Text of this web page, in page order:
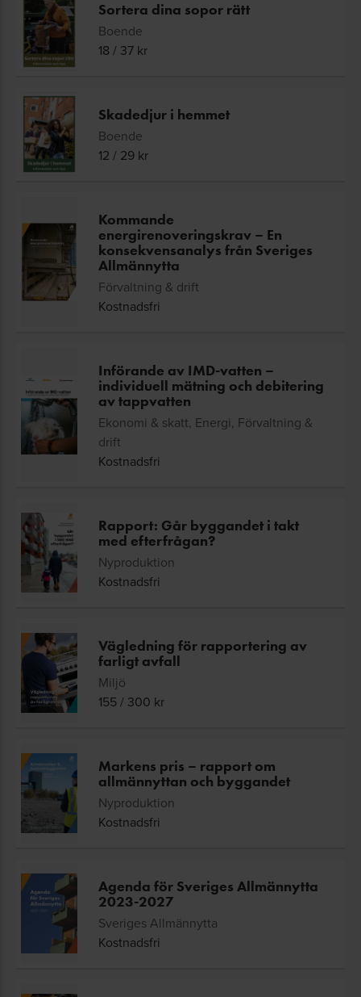
Sortera dina sopor rätt
Boende
18 / 37 kr
Skadedjur i hemmet
Boende
12 / 29 kr
Kommande
energirenoveringskrav – En
konsekvensanalys från Sveriges
Allmännytta
Förvaltning & drift
Kostnadsfri
Införande av IMD-vatten –
individuell mätning och debitering
av tappvatten
Ekonomi & skatt, Energi, Förvaltning &
drift
Kostnadsfri
Rapport: Går byggandet i takt
med efterfrågan?
Nyproduktion
Kostnadsfri
Vägledning för rapportering av
farligt avfall
Miljö
155/ 300 kr
Markens pris – rapport om
allmännyttan och byggandet
Nyproduktion
Kostnadsfri
Agenda för Sveriges Allmännytta
2023-2027
Sveriges Allmännytta
Kostnadsfri